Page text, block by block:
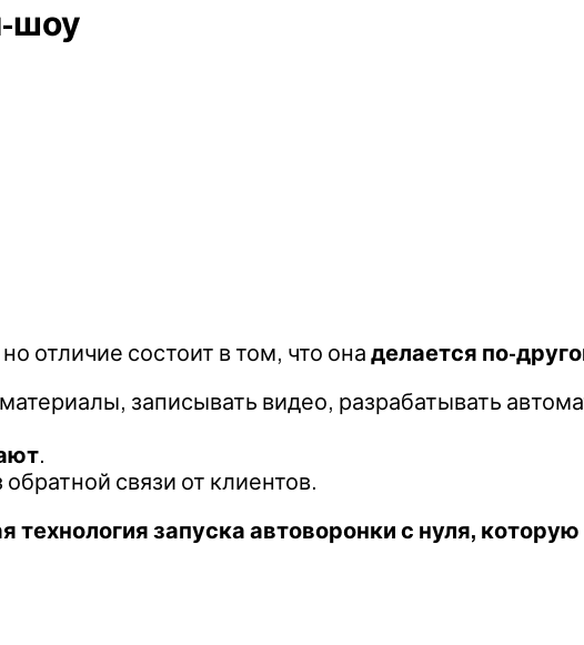
шоу
но отличие состоит в том, что она делается по-
материалы, записывать видео, разрабатывать
.
связи от клиентов.
запуска автоворонки с нуля,